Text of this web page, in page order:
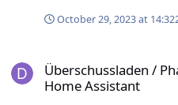
October 29, 2023 at 14:32
Überschussladen /
Home Assistant